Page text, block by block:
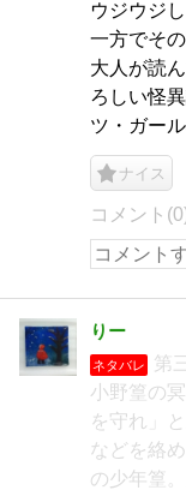
ウジウジ
一方でそ
大人が読
ろしい怪
ツ・ガー
ナイス
コメント
りー
ネタバレ
第
小野篁の
を守れ」
などを絡
の少年篁